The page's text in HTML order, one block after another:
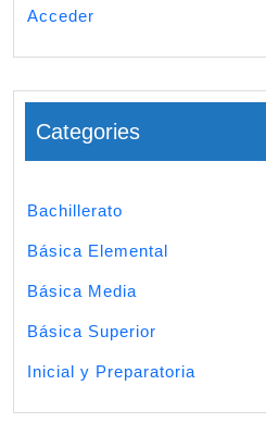
Acceder
Categories
Bachillerato
Básica Elemental
Básica Media
Básica Superior
Inicial y Preparatoria